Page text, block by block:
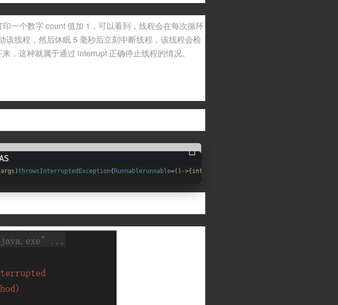
一个数字 count 值加 1，可以看到，线程会在每次循环
线程，然后休眠 5 毫秒后立刻中断线程，该线程会检
，这种就属于通过 interrupt 正确停止线程的情况。
throwsInterruptedException{Runnablerunnable=() ->{intnum=